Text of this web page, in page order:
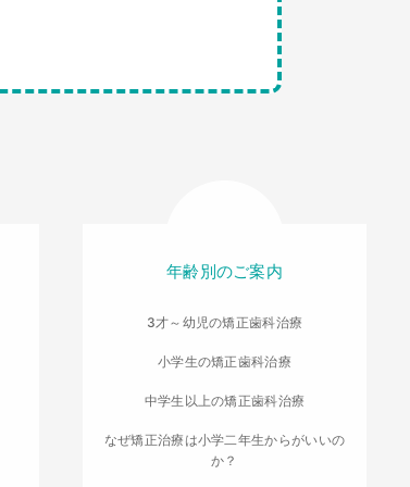
年齢別のご案内
3才～幼児の矯正歯科治療
小学生の矯正歯科治療
中学生以上の矯正歯科治療
なぜ矯正治療は小学二年生からがいいの
か？